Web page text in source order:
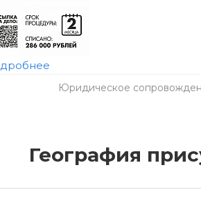
Юридическое
География